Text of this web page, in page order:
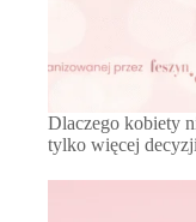
Dlaczego kobiety
tylko więcej decyzji